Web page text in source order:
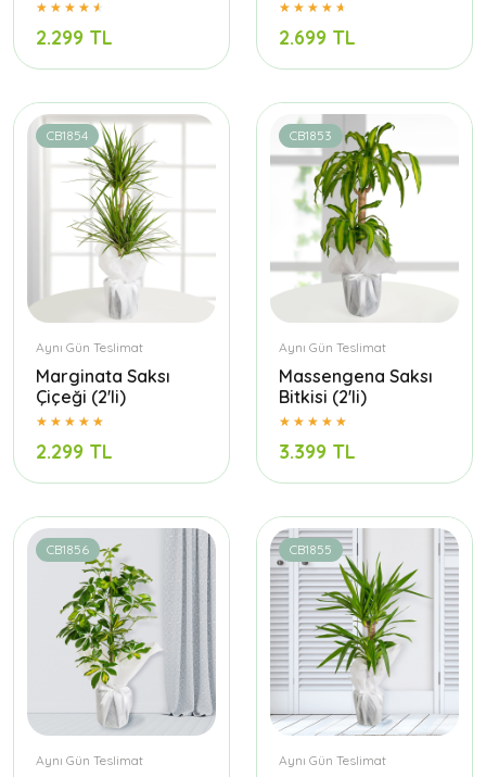
2.299 TL 2.699 TL
CB1854
Aynı Gün Teslimat
Marginata Saksı
Çiçeği (2'li)
2.299 TL
CB1853
Aynı Gün Teslimat
Massengena Saksı
Bitkisi (2'li)
3.399 TL
CB1856
Aynı Gün Teslimat
CB1855
Aynı Gün Teslimat